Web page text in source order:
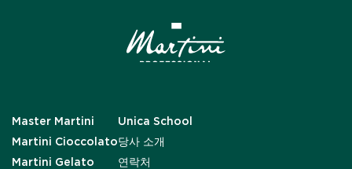
Master Martini
Martini Cioccolato
Martini Gelato
Unica School
당사 소개
연락처